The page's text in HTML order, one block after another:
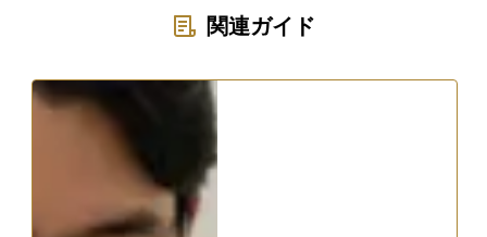
関連ガイド